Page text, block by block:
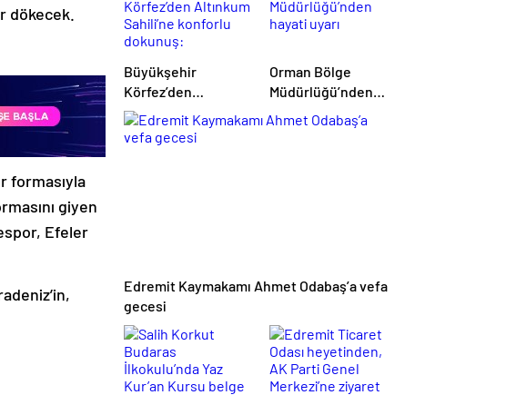
dökecek.
formasıyla
giyen
Efeler
Büyükşehir
Körfez’den
Altınkum Sahili’ne
konforlu dokunuş:
Orman Bölge
Müdürlüğü’nden
hayati uyarı
Edremit Kaymakamı Ahmet Odabaş’a vefa
gecesi